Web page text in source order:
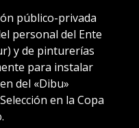
público-privada
personal del Ente
y de pinturerías
para instalar
del «Dibu»
en la Copa